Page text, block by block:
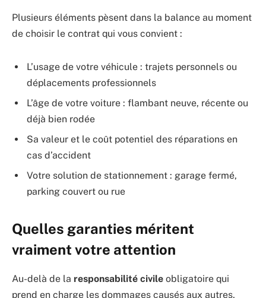
Plusieurs éléments pèsent dans la balance au moment
de choisir le contrat qui vous convient :
L’usage de votre véhicule : trajets personnels ou
déplacements professionnels
L’âge de votre voiture : flambant neuve, récente ou
déjà bien rodée
Sa valeur et le coût potentiel des réparations en
cas d’accident
Votre solution de stationnement : garage fermé,
parking couvert ou rue
Quelles garanties méritent
vraiment votre attention
Au-delà de la responsabilité civile obligatoire qui
prend en charge les dommages causés aux autres,